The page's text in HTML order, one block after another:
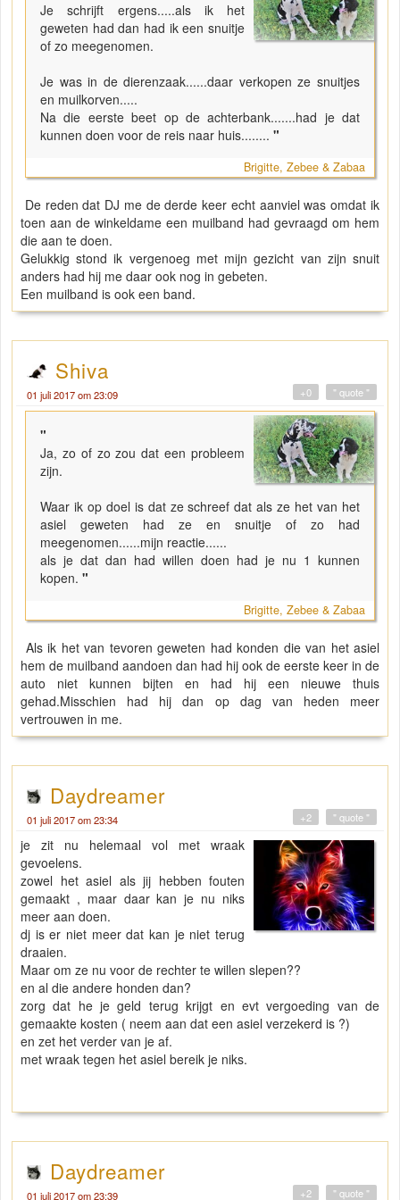
Je schrijft ergens.....als ik het
geweten had dan had ik een snuitje
of zo meegenomen.
Je was in de dierenzaak......daar verkopen ze snuitjes
en muilkorven.....
Na die eerste beet op de achterbank.......had je dat
kunnen doen voor de reis naar huis........ "
Brigitte, Zebee & Zabaa
De reden dat DJ me de derde keer echt aanviel was omdat ik
toen aan de winkeldame een muilband had gevraagd om hem
die aan te doen.
Gelukkig stond ik vergenoeg met mijn gezicht van zijn snuit
anders had hij me daar ook nog in gebeten.
Een muilband is ook een band.
Shiva
01 juli 2017 om 23:09 " quote "
+0
"
Ja, zo of zo zou dat een probleem
zijn.
Waar ik op doel is dat ze schreef dat als ze het van het
asiel geweten had ze en snuitje of zo had
meegenomen......mijn reactie......
als je dat dan had willen doen had je nu 1 kunnen
kopen. "
Brigitte, Zebee & Zabaa
Als ik het van tevoren geweten had konden die van het asiel
hem de muilband aandoen dan had hij ook de eerste keer in de
auto niet kunnen bijten en had hij een nieuwe thuis
gehad.Misschien had hij dan op dag van heden meer
vertrouwen in me.
Daydreamer
01 juli 2017 om 23:34 " quote "
+2
je zit nu helemaal vol met wraak
gevoelens.
zowel het asiel als jij hebben fouten
gemaakt , maar daar kan je nu niks
meer aan doen.
dj is er niet meer dat kan je niet terug
draaien.
Maar om ze nu voor de rechter te willen slepen??
en al die andere honden dan?
zorg dat he je geld terug krijgt en evt vergoeding van de
gemaakte kosten ( neem aan dat een asiel verzekerd is ?)
en zet het verder van je af.
met wraak tegen het asiel bereik je niks.
Daydreamer
01 juli 2017 om 23:39 " quote "
+2